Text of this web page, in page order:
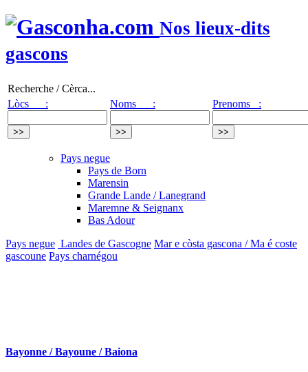
Nos lieux-dits
gascons
Recherche / Cèrca...
Lòcs :
Noms : Prenoms :
Pays negue
Pays de Born
Marensin
Grande Lande / Lanegrand
Maremne & Seignanx
Bas Adour
Pays negue Landes de Gascogne Mar e còsta gascona / Ma é coste
gascoune Pays charnégou
Bayonne / Bayoune / Baiona